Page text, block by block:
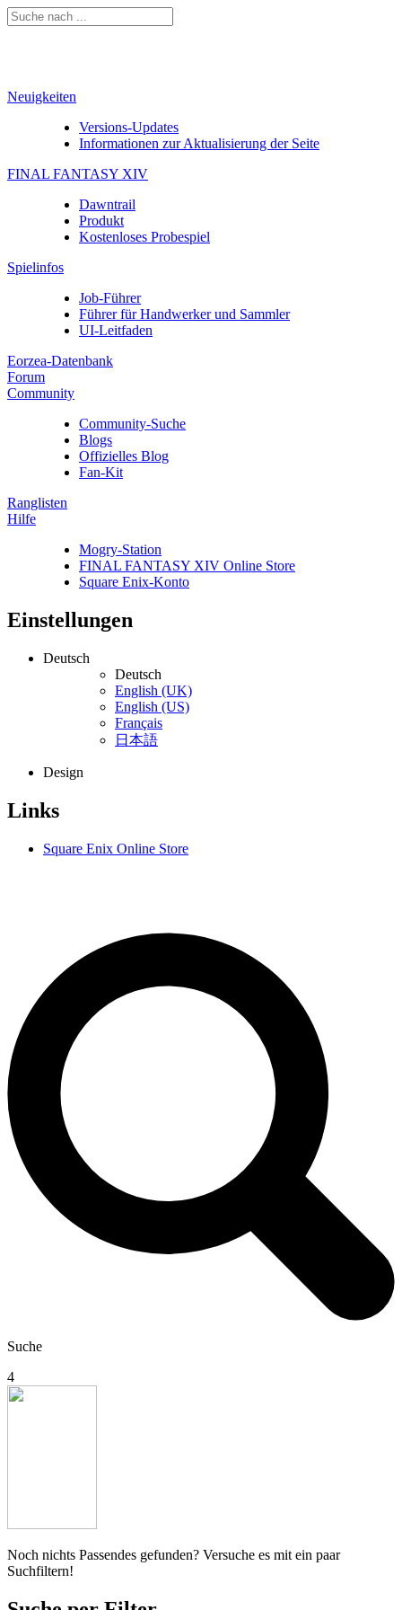
Neuigkeiten
Versions-Updates
Informationen zur Aktualisierung der Seite
FINAL FANTASY XIV
Dawntrail
Produkt
Kostenloses Probespiel
Spielinfos
Job-Führer
Führer für Handwerker und Sammler
UI-Leitfaden
Eorzea-Datenbank
Forum
Community
Community-Suche
Blogs
Offizielles Blog
Fan-Kit
Ranglisten
Hilfe
Mogry-Station
FINAL FANTASY XIV Online Store
Square Enix-Konto
Einstellungen
Deutsch
Deutsch
English (UK)
English (US)
Français
日本語
Design
Links
Square Enix Online Store
Suche
4
Noch nichts Passendes gefunden? Versuche es mit ein paar
Suchfiltern!